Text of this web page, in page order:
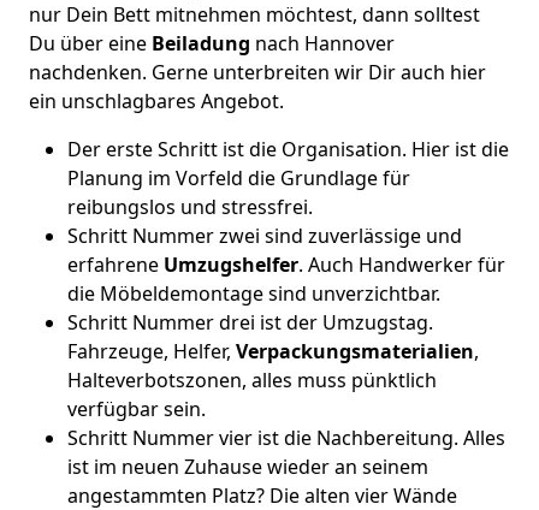
nur Dein Bett mitnehmen möchtest, dann solltest
Du über eine Beiladung nach Hannover
nachdenken. Gerne unterbreiten wir Dir auch hier
ein unschlagbares Angebot.
Der erste Schritt ist die Organisation. Hier ist die
Planung im Vorfeld die Grundlage für
reibungslos und stressfrei.
Schritt Nummer zwei sind zuverlässige und
erfahrene Umzugshelfer. Auch Handwerker für
die Möbeldemontage sind unverzichtbar.
Schritt Nummer drei ist der Umzugstag.
Fahrzeuge, Helfer, Verpackungsmaterialien,
Halteverbotszonen, alles muss pünktlich
verfügbar sein.
Schritt Nummer vier ist die Nachbereitung. Alles
ist im neuen Zuhause wieder an seinem
angestammten Platz? Die alten vier Wände